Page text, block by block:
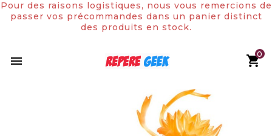

Pour des raisons logistiques, nous vous remercions de
passer vos précommandes dans un panier distinct
des produits en stock.
0